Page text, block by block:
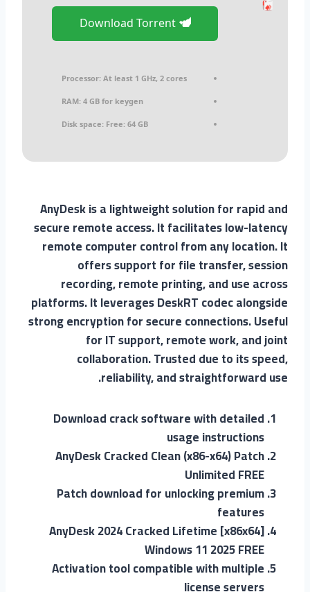
Download Torrent
Processor: At least 1 GHz, 2 cores
RAM: 4 GB for keygen
Disk space: Free: 64 GB
AnyDesk is a lightweight solution for rapid and
secure remote access. It facilitates low-latency
remote computer control from any location. It
offers support for file transfer, session
recording, remote printing, and use across
platforms. It leverages DeskRT codec alongside
strong encryption for secure connections. Useful
for IT support, remote work, and joint
collaboration. Trusted due to its speed,
reliability, and straightforward use.
Download crack software with detailed
usage instructions
AnyDesk Cracked Clean (x86-x64) Patch
Unlimited FREE
Patch download for unlocking premium
features
AnyDesk 2024 Cracked Lifetime [x86x64]
Windows 11 2025 FREE
Activation tool compatible with multiple
license servers